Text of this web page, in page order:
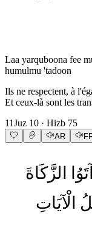
Laa yarquboona fee
humulmu 'tadoon
Ils ne respectent, à
Et ceux-là sont les
11Juz 10 · Hizb 75
AR
الزَّكَاةَ
الْآيَاتِ